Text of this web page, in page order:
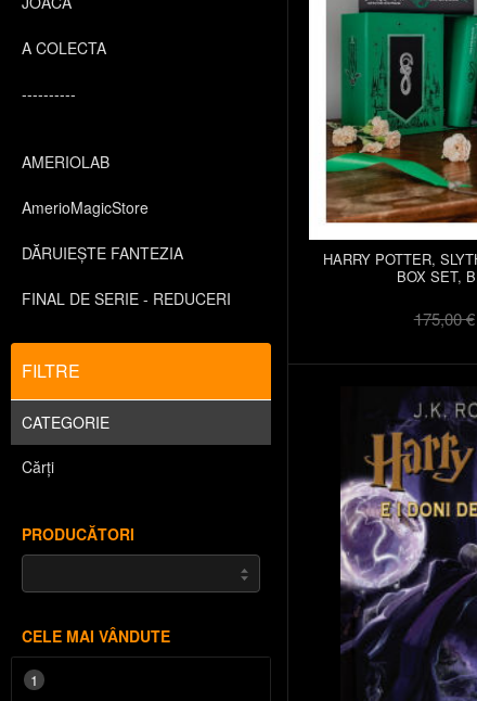
A COLECTA
----------
AMERIOLAB
AmerioMagicStore
DĂRUIEȘTE FANTEZIA
FINAL DE SERIE - REDUCERI
FILTRE
CATEGORIE
Cărți
PRODUCĂTORI
CELE MAI VÂNDUTE
1
HARRY POTTER,
BOX SET,
175,00 €